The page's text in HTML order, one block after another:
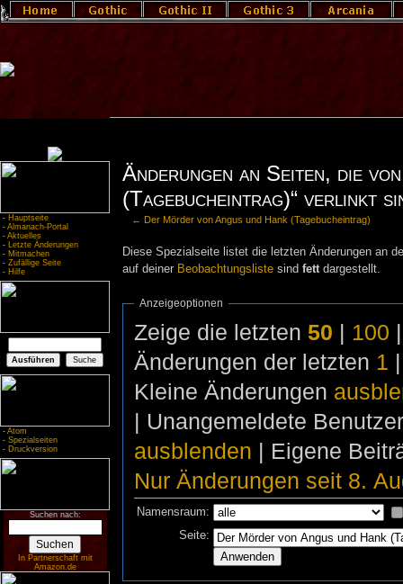
- Hauptseite
- Almanach-Portal
- Aktuelles
- Letzte Änderungen
- Mitmachen
- Zufällige Seite
- Hilfe
- Atom
- Spezialseiten
- Druckversion
Suchen nach:
In Partnerschaft mit
Amazon.de
Änderungen an Seiten, die
(Tagebucheintrag)“ verlinkt
← Der Mörder von Angus und Hank (Tagebucheintrag)
Diese Spezialseite listet die letzten Änderungen an
auf deiner Beobachtungslistesind fettdargestellt.
Anzeigeoptionen
Zeige die letzten 50 | 100
Änderungen der letzten 1
Kleine Änderungen
| Unangemeldete
ausblenden | Eigene
Nur Änderungen seit 8.
Namensraum:
Seite: